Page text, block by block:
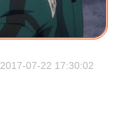
2017-07-22 17:30:02